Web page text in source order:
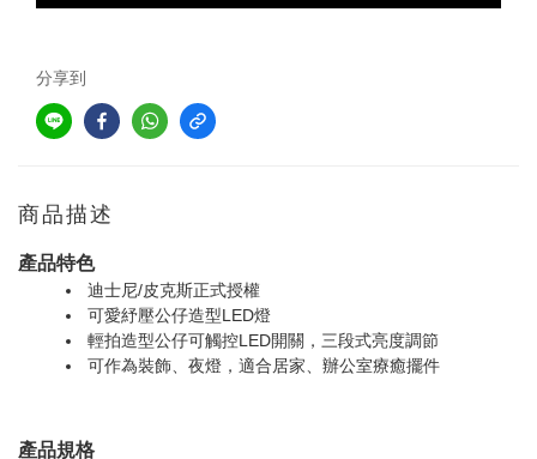
分享到
商品描述
產品特色
迪士尼/皮克斯正式授權
可愛紓壓公仔造型LED燈
輕拍造型公仔可觸控LED開關，三段式亮度調節
可作為裝飾、夜燈，適合居家、辦公室療癒擺件
產品規格